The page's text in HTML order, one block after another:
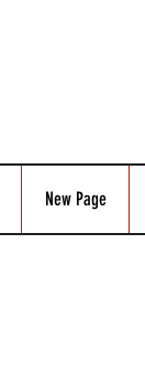
New Page